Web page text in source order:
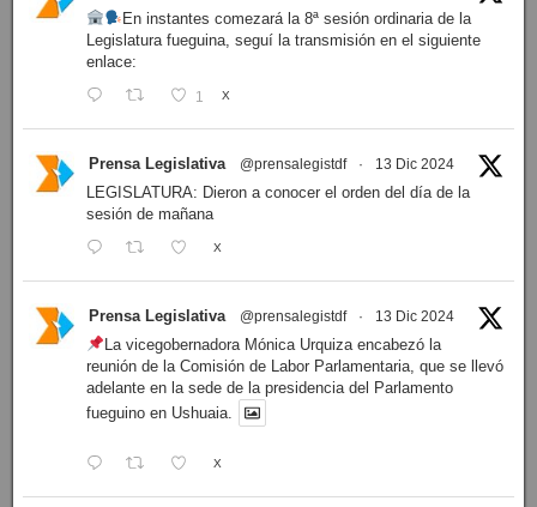
En instantes comezará la 8ª sesión ordinaria de la
Legislatura fueguina, seguí la transmisión en el siguiente
enlace:
1 X
Prensa Legislativa @prensalegistdf · 13 Dic 2024
LEGISLATURA: Dieron a conocer el orden del día de la
sesión de mañana
X
Prensa Legislativa @prensalegistdf · 13 Dic 2024
La vicegobernadora Mónica Urquiza encabezó la
reunión de la Comisión de Labor Parlamentaria, que se llevó
adelante en la sede de la presidencia del Parlamento
fueguino en Ushuaia.
X